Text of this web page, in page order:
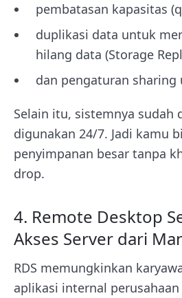
pembatasan kapasitas
duplikasi data untuk
hilang data (Storage
dan pengaturan sharing
Selain itu, sistemnya sudah
digunakan 24/7. Jadi kamu
penyimpanan besar tanpa
drop.
4. Remote Desktop
Akses Server dari
RDS memungkinkan
aplikasi internal